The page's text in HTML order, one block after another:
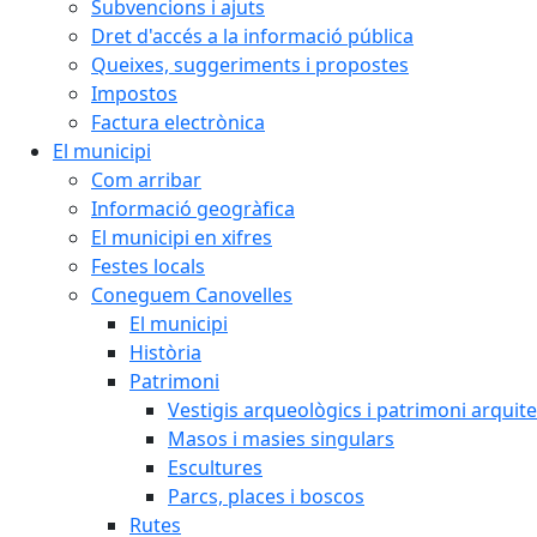
Subvencions i ajuts
Dret d'accés a la informació pública
Queixes, suggeriments i propostes
Impostos
Factura electrònica
El municipi
Com arribar
Informació geogràfica
El municipi en xifres
Festes locals
Coneguem Canovelles
El municipi
Història
Patrimoni
Vestigis arqueològics i patrimoni
Masos i masies singulars
Escultures
Parcs, places i boscos
Rutes